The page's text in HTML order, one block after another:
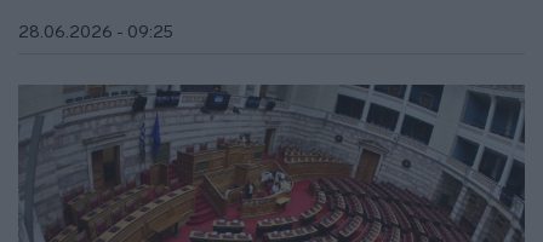
28.06.2026 - 09:25